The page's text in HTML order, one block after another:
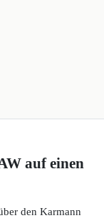
auf einen
den Karmann